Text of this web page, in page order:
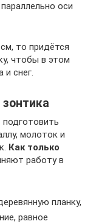
оси
то придётся
чтобы в этом
и снег.
молоток и
Как только
работу в
планку,
равное